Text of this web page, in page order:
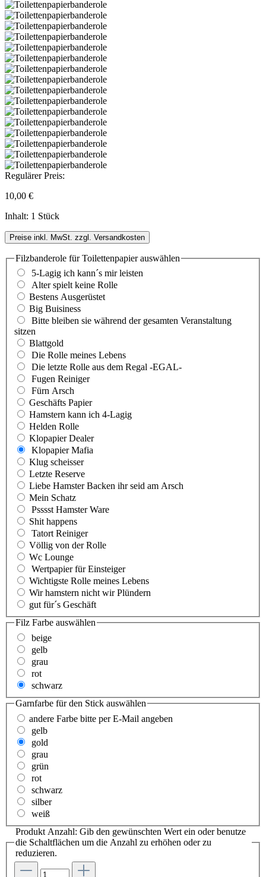
Regulärer Preis:
10,00 €
Inhalt: 1 Stück
Preise inkl. MwSt. zzgl. Versandkosten
Filzbanderole für Toilettenpapierauswählen
5-Lagig ich kann´s mir leisten
Alter spielt keine Rolle
Bestens Ausgerüstet
Big Buisiness
Bitte bleiben sie während der gesamten Veranstaltung
sitzen
Blattgold
Die Rolle meines Lebens
Die letzte Rolle aus dem Regal -EGAL-
Fugen Reiniger
Fürn Arsch
Geschäfts Papier
Hamstern kann ich 4-Lagig
Helden Rolle
Klopapier Dealer
Klopapier Mafia
Klug scheisser
Letzte Reserve
Liebe Hamster Backen ihr seid am Arsch
Mein Schatz
Psssst Hamster Ware
Shit happens
Tatort Reiniger
Völlig von der Rolle
Wc Lounge
Wertpapier für Einsteiger
Wichtigste Rolle meines Lebens
Wir hamstern nicht wir Plündern
gut für´s Geschäft
Filz Farbe auswählen
beige
gelb
grau
rot
schwarz
Garnfarbe für den Stick auswählen
andere Farbe bitte per E-Mail angeben
gelb
gold
grau
grün
rot
schwarz
silber
weiß
Produkt Anzahl: Gib den gewünschten Wert ein oder benutze
die Schaltflächen um die Anzahl zu erhöhen oder zu
reduzieren.